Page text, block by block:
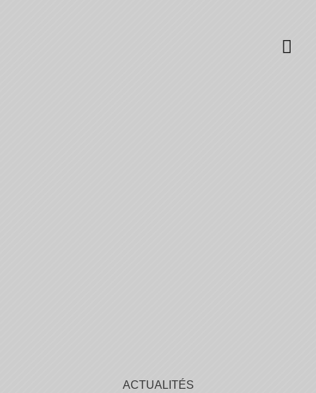
ACTUALITÉS